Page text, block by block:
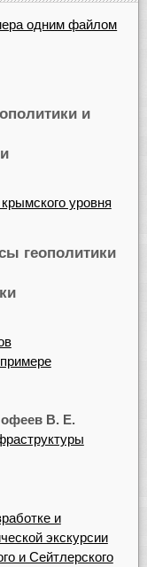
одним файлом
и
уровня
геополитики
В. Е.
и
экскурсии
и Сейтлерского